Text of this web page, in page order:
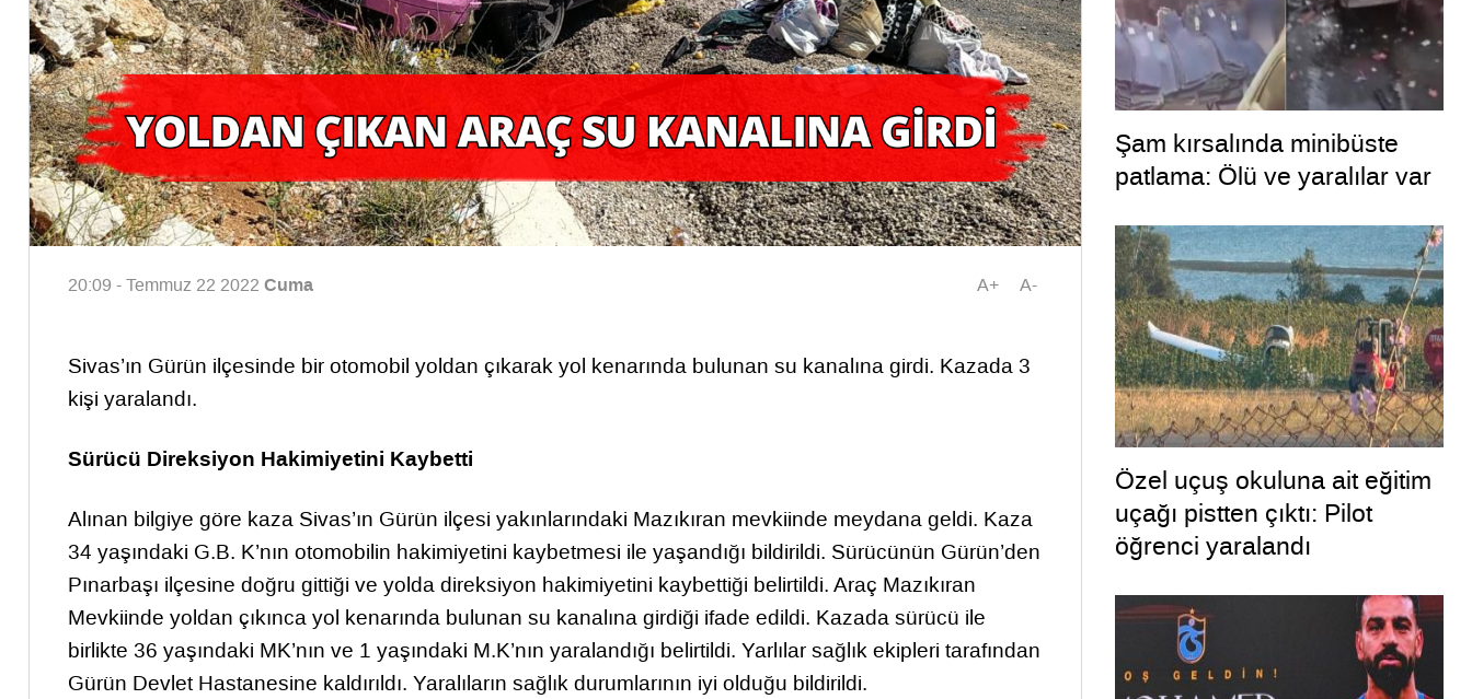
20:09 - Temmuz 22 2022 Cuma A+ A-
Sivas’ın Gürün ilçesinde bir otomobil yoldan çıkarak yol kenarında bulunan su kanalına girdi. Kazada 3
kişi yaralandı.
Sürücü Direksiyon Hakimiyetini Kaybetti
Alınan bilgiye göre kaza Sivas’ın Gürün ilçesi yakınlarındaki Mazıkıran mevkiinde meydana geldi. Kaza
34 yaşındaki G.B. K’nın otomobilin hakimiyetini kaybetmesi ile yaşandığı bildirildi. Sürücünün Gürün’den
Pınarbaşı ilçesine doğru gittiği ve yolda direksiyon hakimiyetini kaybettiği belirtildi. Araç Mazıkıran
Mevkiinde yoldan çıkınca yol kenarında bulunan su kanalına girdiği ifade edildi. Kazada sürücü ile
birlikte 36 yaşındaki MK’nın ve 1 yaşındaki M.K’nın yaralandığı belirtildi. Yarlılar sağlık ekipleri tarafından
Gürün Devlet Hastanesine kaldırıldı. Yaralıların sağlık durumlarının iyi olduğu bildirildi.
Şam kırsalında minibüste
patlama: Ölü ve yaralılar var
Özel uçuş okuluna ait eğitim
uçağı pistten çıktı: Pilot
öğrenci yaralandı